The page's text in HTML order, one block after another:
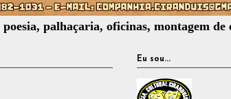
palhaçaria, oficinas, montagem de
Eu sou...